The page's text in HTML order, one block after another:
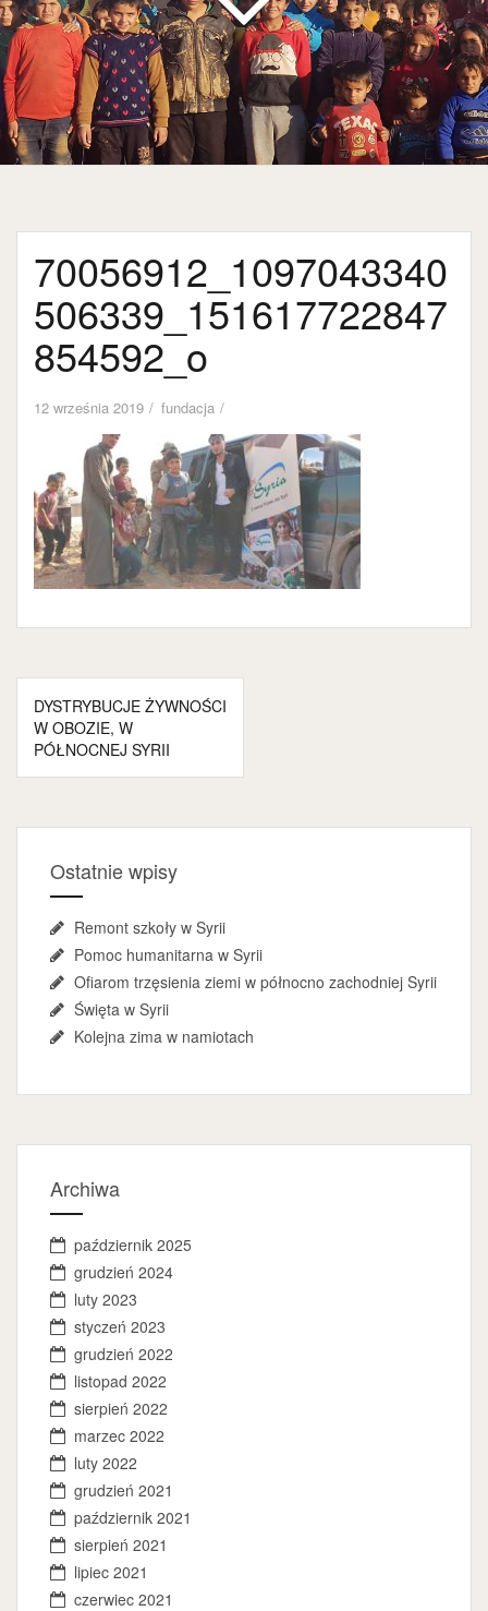
70056912_1097043340
506339_151617722847
854592_o
12 września 2019 fundacja
Nawigacja
wpisu
DYSTRYBUCJE ŻYWNOŚCI
W OBOZIE, W
PÓŁNOCNEJ SYRII
Ostatnie wpisy
Remont szkoły w Syrii
Pomoc humanitarna w Syrii
Ofiarom trzęsienia ziemi w północno zachodniej Syrii
Święta w Syrii
Kolejna zima w namiotach
Archiwa
październik 2025
grudzień 2024
luty 2023
styczeń 2023
grudzień 2022
listopad 2022
sierpień 2022
marzec 2022
luty 2022
grudzień 2021
październik 2021
sierpień 2021
lipiec 2021
czerwiec 2021